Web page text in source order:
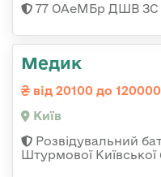
77 ОАеМБр ДШВ ЗС
Медик
від 20100 до
Київ
Розвідувальний
Штурмової Київської